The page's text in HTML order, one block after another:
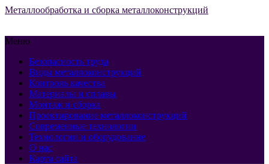
Металлообработка и сборка металлоконструкций
Меню
Безопасность труда
Виды металлоконструкций
Контроль качества
Материалы и сплавы
Монтаж и сборка
Проектирование металлоконструкций
Современные технологии
Технологии и оборудование
О нас
Карта сайта